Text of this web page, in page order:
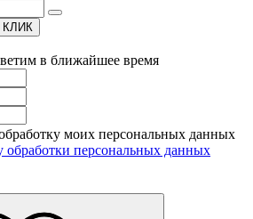
КЛИК
в ближайшее время
моих персональных данных
обработки персональных данных